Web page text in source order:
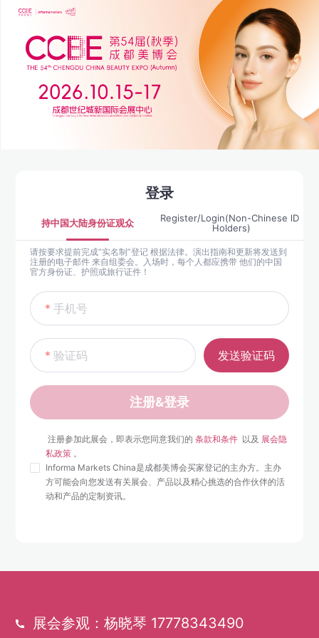
登录
持中国大陆身份证观众
Register/Login(Non-Chinese lD
Holders)
请按要求提前完成“实名制”登记 根据法律。演出指南和更新将发送到
注册的电子邮件 来自组委会。入场时，每个人都应携带 他们的中国
官方身份证、护照或旅行证件！
手机号
发送验证码
验证码
注册&登录
注册参加此展会，即表示您同意我们的 条款和条件 以及 展会隐
私政策 。
Informa Markets China是成都美博会买家登记的主办方。主办
方可能会向您发送有关展会、产品以及精心挑选的合作伙伴的活
动和产品的定制资讯。
展会参观：杨晓琴 17778343490